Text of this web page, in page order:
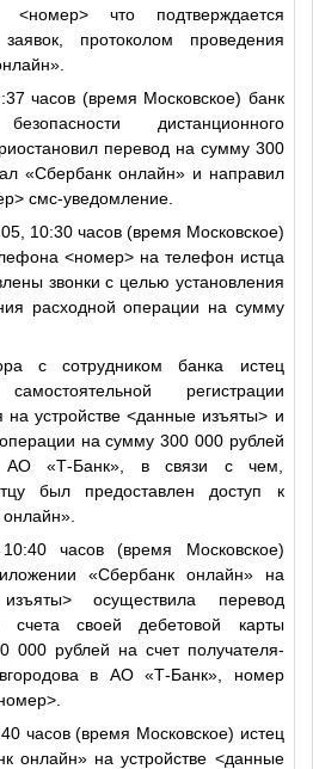
<номер> что подтверждается
протоколом проведения
часов (время Московское) банк
дистанционного
перевод на сумму 300
«Сбербанк онлайн» и направил
смс-уведомление.
10:30 часов (время Московское)
<номер>на телефон истца
звонки с целью установления
расходной операции на сумму
с сотрудником банка истец
регистрации
на устройстве<данные изъяты> и
на сумму 300 000 рублей
«Т-Банк», в связи с чем,
был предоставлен доступ к
часов (время Московское)
«Сбербанк онлайн» на
осуществила перевод
счета своей дебетовой карты
000 рублей на счет получателя-
в АО «Т-Банк», номер
.
часов (время Московское) истец
онлайн» на устройстве <данные